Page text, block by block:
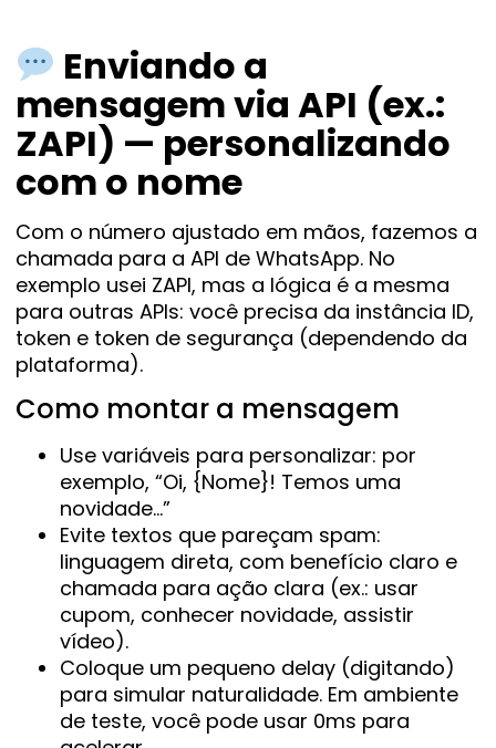
Enviando a
mensagem via API (ex.:
ZAPI) — personalizando
com o nome
Com o número ajustado em mãos, fazemos a
chamada para a API de WhatsApp. No
exemplo usei ZAPI, mas a lógica é a mesma
para outras APIs: você precisa da instância ID,
token e token de segurança (dependendo da
plataforma).
Como montar a mensagem
Use variáveis para personalizar: por
exemplo, “Oi, {Nome}! Temos uma
novidade…”
Evite textos que pareçam spam:
linguagem direta, com benefício claro e
chamada para ação clara (ex.: usar
cupom, conhecer novidade, assistir
vídeo).
Coloque um pequeno delay (digitando)
para simular naturalidade. Em ambiente
de teste, você pode usar 0ms para